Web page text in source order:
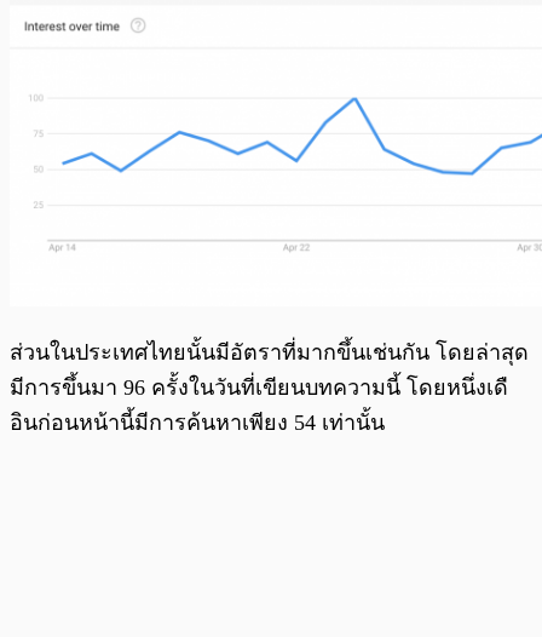
ส่วนในประเทศไทยนั้นมีอัตราที่มากขึ้นเช่นกัน โดยล่าสุด
มีการขึ้นมา 96 ครั้งในวันที่เขียนบทความนี้ โดยหนึ่งเดื
อินก่อนหน้านี้มีการค้นหาเพียง 54 เท่านั้น